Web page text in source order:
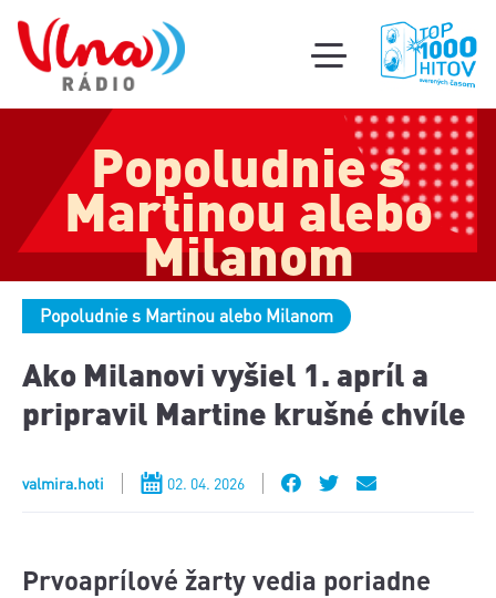
toggle
mobile
menu
Popoludnie s
Martinou alebo
Milanom
Popoludnie s Martinou alebo Milanom
Ako Milanovi vyšiel 1. apríl a
pripravil Martine krušné chvíle
valmira.hoti 02. 04. 2026
Prvoaprílové žarty vedia poriadne